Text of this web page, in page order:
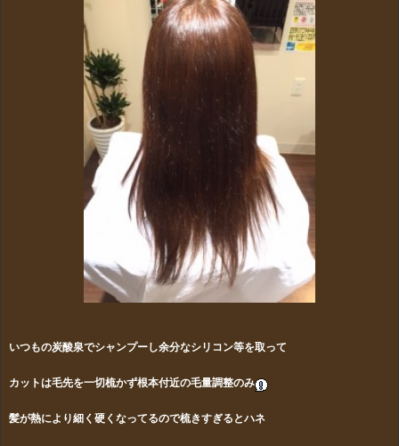
いつもの炭酸泉でシャンプーし余分なシリコン等を取って
カットは毛先を一切梳かず根本付近の毛量調整のみ
髪が熱により細く硬くなってるので梳きすぎるとハネ